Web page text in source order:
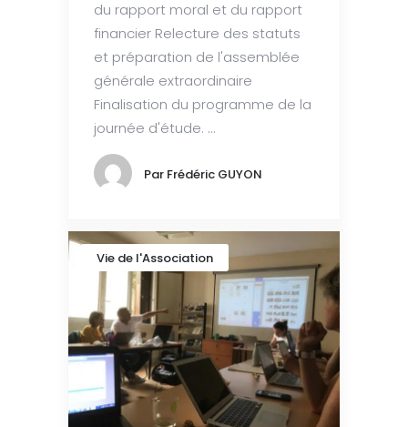
du rapport moral et du rapport
financier Relecture des statuts
et préparation de l'assemblée
générale extraordinaire
Finalisation du programme de la
journée d'étude. ...
Par Frédéric GUYON
Vie de l'Association